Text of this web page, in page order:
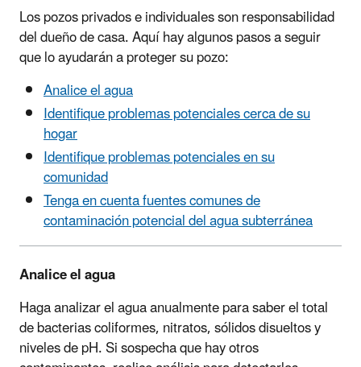
Los pozos privados e individuales son responsabilidad
del dueño de casa. Aquí hay algunos pasos a seguir
que lo ayudarán a proteger su pozo:
Analice el agua
Identifique problemas potenciales cerca de su
hogar
Identifique problemas potenciales en su
comunidad
Tenga en cuenta fuentes comunes de
contaminación potencial del agua subterránea
Analice el agua
Haga analizar el agua anualmente para saber el total
de bacterias coliformes, nitratos, sólidos disueltos y
niveles de pH. Si sospecha que hay otros